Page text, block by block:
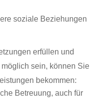
soziale Beziehungen
erfüllen und
sein, können Sie
bekommen:
Betreuung, auch für